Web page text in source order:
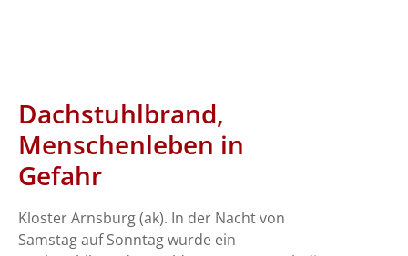
Dachstuhlbrand,
Menschenleben in
Gefahr
Kloster Arnsburg (ak). In der Nacht von
Samstag auf Sonntag wurde ein